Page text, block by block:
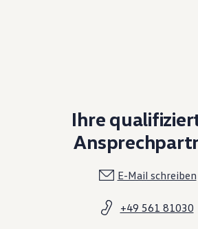
Ihre
E-Mail schreiben
+49 561 81030